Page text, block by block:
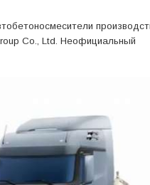
Co., Ltd. Неофициальный